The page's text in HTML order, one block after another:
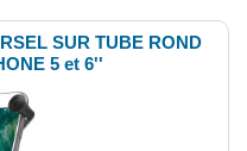
SUR TUBE ROND
5 et 6''